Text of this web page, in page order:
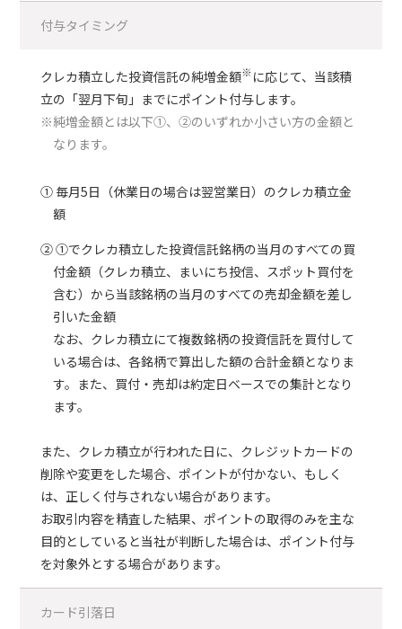
付与タイミング
クレカ積立した投資信託の純増金額※ に応じて、当該積
立の「翌月下旬」までにポイント付与します。
※純増金額とは以下①、②のいずれか小さい方の金額と
なります。
① 毎月5日（休業日の場合は翌営業日）のクレカ積立金
額
② ①でクレカ積立した投資信託銘柄の当月のすべての買
付金額（クレカ積立、まいにち投信、スポット買付を
含む）から当該銘柄の当月のすべての売却金額を差し
引いた金額
なお、クレカ積立にて複数銘柄の投資信託を買付して
いる場合は、各銘柄で算出した額の合計金額となりま
す。また、買付・売却は約定日ベースでの集計となり
ます。
また、クレカ積立が行われた日に、クレジットカードの
削除や変更をした場合、ポイントが付かない、もしく
は、正しく付与されない場合があります。
お取引内容を精査した結果、ポイントの取得のみを主な
目的としていると当社が判断した場合は、ポイント付与
を対象外とする場合があります。
カード引落日